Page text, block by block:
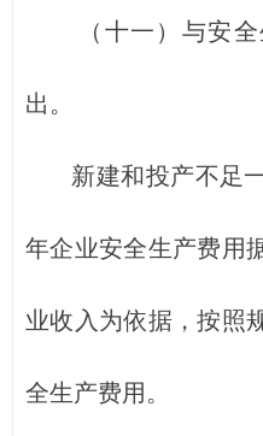
（十一）与安全
出。
新建和投产不足一
年企业安全生产费用
业收入为依据，按照
全生产费用。